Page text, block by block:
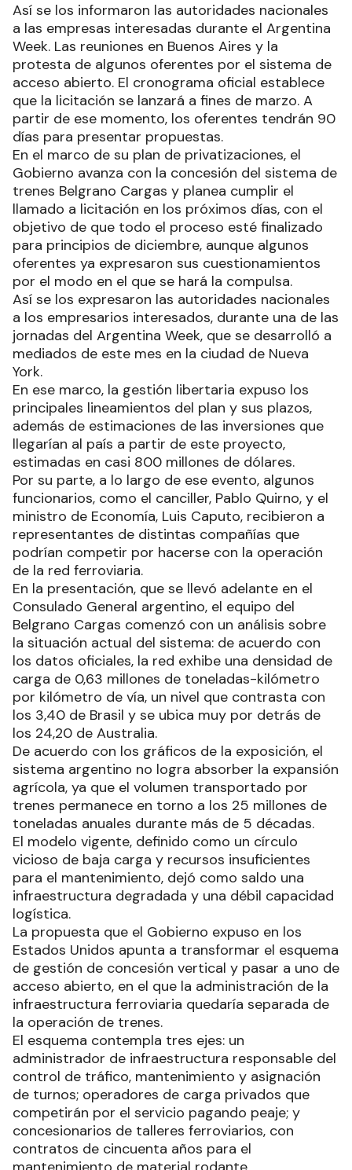
Así se los informaron las autoridades nacionales
a las empresas interesadas durante el Argentina
Week. Las reuniones en Buenos Aires y la
protesta de algunos oferentes por el sistema de
acceso abierto. El cronograma oficial establece
que la licitación se lanzará a fines de marzo. A
partir de ese momento, los oferentes tendrán 90
días para presentar propuestas.
En el marco de su plan de privatizaciones, el
Gobierno avanza con la concesión del sistema de
trenes Belgrano Cargas y planea cumplir el
llamado a licitación en los próximos días, con el
objetivo de que todo el proceso esté finalizado
para principios de diciembre, aunque algunos
oferentes ya expresaron sus cuestionamientos
por el modo en el que se hará la compulsa.
Así se los expresaron las autoridades nacionales
a los empresarios interesados, durante una de las
jornadas del Argentina Week, que se desarrolló a
mediados de este mes en la ciudad de Nueva
York.
En ese marco, la gestión libertaria expuso los
principales lineamientos del plan y sus plazos,
además de estimaciones de las inversiones que
llegarían al país a partir de este proyecto,
estimadas en casi 800 millones de dólares.
Por su parte, a lo largo de ese evento, algunos
funcionarios, como el canciller, Pablo Quirno, y el
ministro de Economía, Luis Caputo, recibieron a
representantes de distintas compañías que
podrían competir por hacerse con la operación
de la red ferroviaria.
En la presentación, que se llevó adelante en el
Consulado General argentino, el equipo del
Belgrano Cargas comenzó con un análisis sobre
la situación actual del sistema: de acuerdo con
los datos oficiales, la red exhibe una densidad de
carga de 0,63 millones de toneladas-kilómetro
por kilómetro de vía, un nivel que contrasta con
los 3,40 de Brasil y se ubica muy por detrás de
los 24,20 de Australia.
De acuerdo con los gráficos de la exposición, el
sistema argentino no logra absorber la expansión
agrícola, ya que el volumen transportado por
trenes permanece en torno a los 25 millones de
toneladas anuales durante más de 5 décadas.
El modelo vigente, definido como un círculo
vicioso de baja carga y recursos insuficientes
para el mantenimiento, dejó como saldo una
infraestructura degradada y una débil capacidad
logística.
La propuesta que el Gobierno expuso en los
Estados Unidos apunta a transformar el esquema
de gestión de concesión vertical y pasar a uno de
acceso abierto, en el que la administración de la
infraestructura ferroviaria quedaría separada de
la operación de trenes.
El esquema contempla tres ejes: un
administrador de infraestructura responsable del
control de tráfico, mantenimiento y asignación
de turnos; operadores de carga privados que
competirán por el servicio pagando peaje; y
concesionarios de talleres ferroviarios, con
contratos de cincuenta años para el